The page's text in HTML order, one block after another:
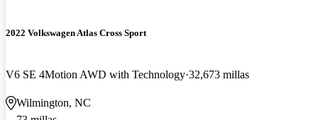
2022 Volkswagen Atlas Cross Sport
V6 SE 4Motion AWD with Technology 32,673 millas
Wilmington, NC